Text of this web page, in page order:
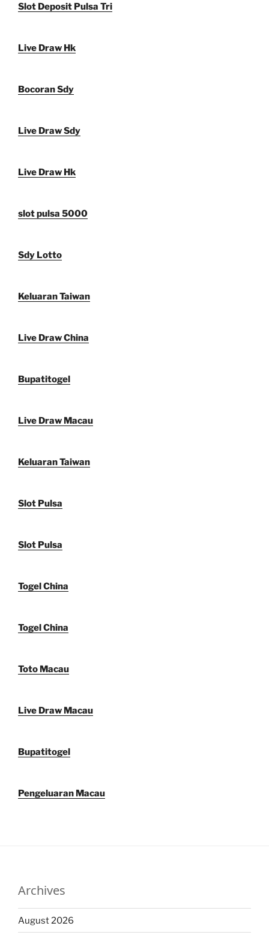
Slot Deposit Pulsa Tri
Live Draw Hk
Bocoran Sdy
Live Draw Sdy
Live Draw Hk
slot pulsa 5000
Sdy Lotto
Keluaran Taiwan
Live Draw China
Bupatitogel
Live Draw Macau
Keluaran Taiwan
Slot Pulsa
Slot Pulsa
Togel China
Togel China
Toto Macau
Live Draw Macau
Bupatitogel
Pengeluaran Macau
Archives
August 2026